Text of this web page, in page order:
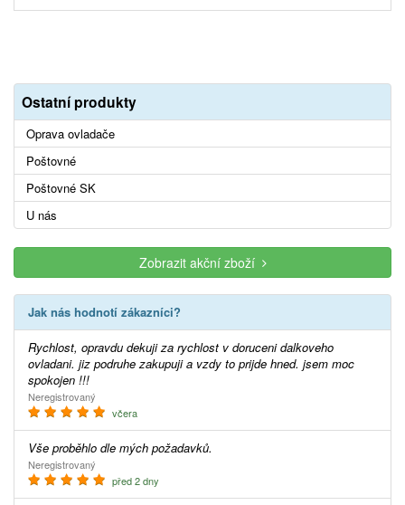
Ostatní produkty
Oprava ovladače
Poštovné
Poštovné SK
U nás
Zobrazit akční zboží
Jak nás hodnotí zákazníci?
Rychlost, opravdu dekuji za rychlost v doruceni dalkoveho
ovladani. jiz podruhe zakupuji a vzdy to prijde hned. jsem moc
spokojen !!!
Neregistrovaný
včera
Vše proběhlo dle mých požadavků.
Neregistrovaný
před 2 dny